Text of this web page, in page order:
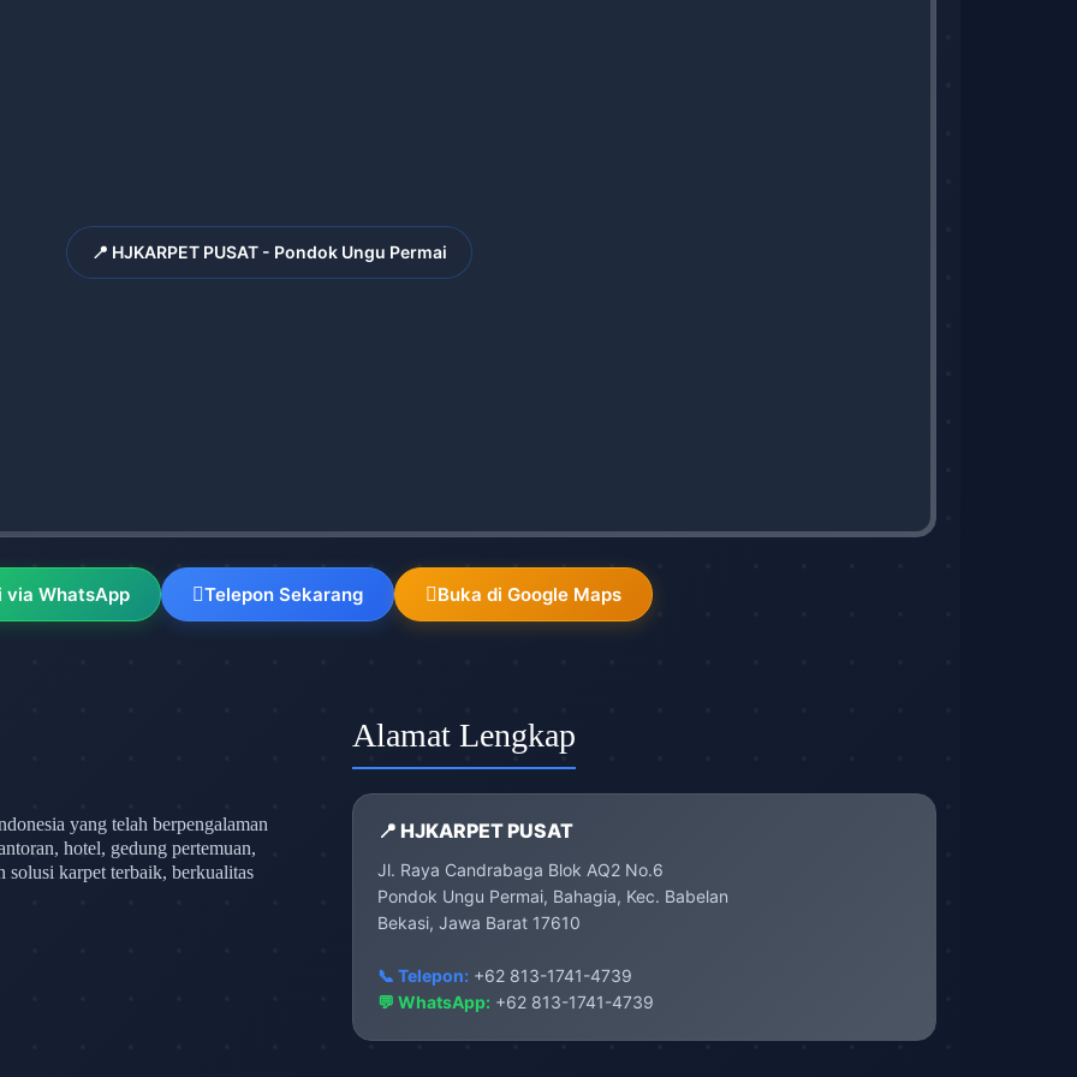
📍 HJKARPET PUSAT - Pondok Ungu Permai
via WhatsApp Telepon Sekarang Buka di Google Maps
yang telah berpengalaman
hotel, gedung pertemuan,
karpet terbaik, berkualitas
Alamat Lengkap
📍 HJKARPET PUSAT
Jl. Raya Candrabaga Blok AQ2 No.6
Pondok Ungu Permai, Bahagia, Kec. Babelan
Bekasi, Jawa Barat 17610
📞 Telepon:+62 813-1741-4739
💬 WhatsApp: +62 813-1741-4739